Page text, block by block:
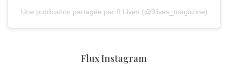
Une publication partagée par 9 Lives (@9lives_magazine)
Flux Instagram